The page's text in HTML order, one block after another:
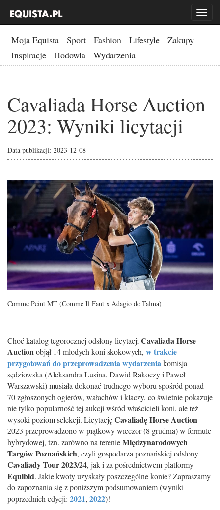
Toggle
Moja Equista Sport Fashion Lifestyle
Zakupy
Inspiracje
Hodowla Wydarzenia
Cavaliada Horse Auction
2023: Wyniki licytacji
Data publikacji: 2023-12-08
Comme Peint MT (Comme Il Faut x Adagio de Talma)
Choć katalog tegorocznej odsłony licytacji Cavaliada Horse
Auction objął 14 młodych koni skokowych, w trakcie
przygotowań do przeprowadzenia wydarzenia komisja
sędziowska (Aleksandra Lusina, Dawid Rakoczy i Paweł
Warszawski) musiała dokonać trudnego wyboru spośród ponad
70 zgłoszonych ogierów, wałachów i klaczy, co świetnie pokazuje
nie tylko popularność tej aukcji wśród właścicieli koni, ale też
wysoki poziom selekcji. LicytacjęCavaliadę Horse Auction
2023 przeprowadzono w piątkowy wieczór (8 grudnia) w formule
hybrydowej, tzn. zarówno na terenieMiędzynarodowych
Targów Poznańskich, czyli gospodarza poznańskiej odsłony
Cavaliady Tour 2023/24, jak i za pośrednictwem platformy
Equibid. Jakie kwoty uzyskały poszczególne konie? Zapraszamy
do zapoznania się z poniższym podsumowaniem (wyniki
poprzednich edycji: 2021, 2022)!